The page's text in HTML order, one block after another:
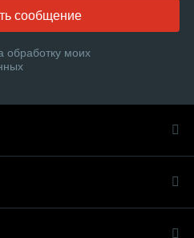
сообщение
обработку моих